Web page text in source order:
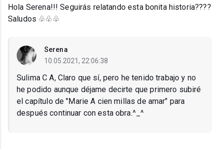
Hola Serena!!! Seguirás relatando esta bonita historia????
Saludos ♧♧♧
Serena
10.05.2021, 22:06:38
Sulima C A, Claro que sí, pero he tenido trabajo y no
he podido aunque déjame decirte que primero subiré
el capítulo de "Marie A cien millas de amar" para
después continuar con esta obra.^_^